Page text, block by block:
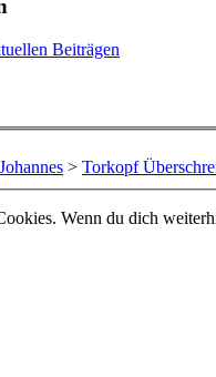
Beiträgen
Johannes > Torkopf
Wenn du dich